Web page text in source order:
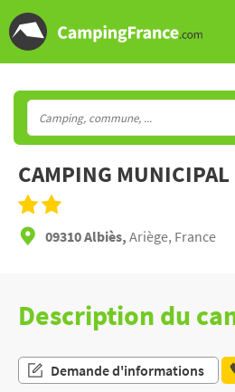
CAMPING MUNICIPAL
09310 Albiès, Ariège, France
Description du
Demande d'informations